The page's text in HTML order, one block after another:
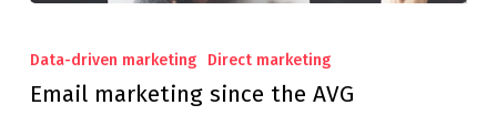
Data-driven marketing Direct marketing
Email marketing since the AVG